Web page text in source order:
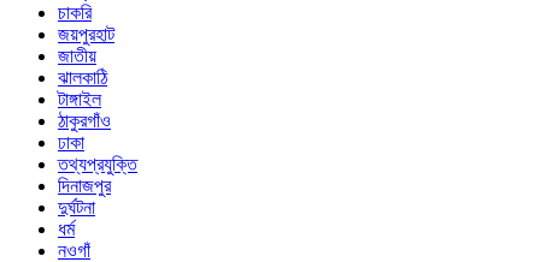
চাকরি
জয়পুরহাট
জাতীয়
ঝালকাঠি
টাঙ্গাইল
ঠাকুরগাঁও
ঢাকা
তথ্যপ্রযুক্তি
দিনাজপুর
দুর্ঘটনা
ধর্ম
নওগাঁ